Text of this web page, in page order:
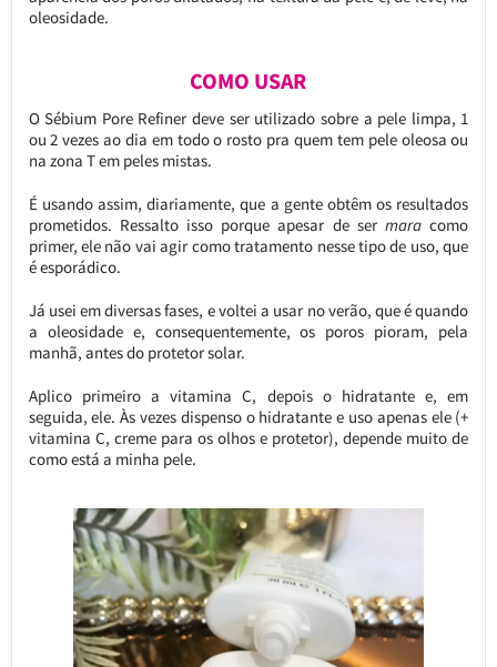
oleosidade.
COMO USAR
O Sébium Pore Refiner deve ser utilizado sobre a pele limpa, 1
ou 2 vezes ao dia em todo o rosto pra quem tem pele oleosa ou
na zona T em peles mistas.
É usando assim, diariamente, que a gente obtêm os resultados
prometidos. Ressalto isso porque apesar de sermara como
primer, ele não vai agir como tratamento nesse tipo de uso, que
é esporádico.
Já usei em diversas fases, e voltei a usar no verão, que é quando
a oleosidade e, consequentemente, os poros pioram, pela
manhã, antes do protetor solar.
Aplico primeiro a vitamina C, depois o hidratante e, em
seguida, ele. Às vezes dispenso o hidratante e uso apenas ele (+
vitamina C, creme para os olhos e protetor), depende muito de
como está a minha pele.